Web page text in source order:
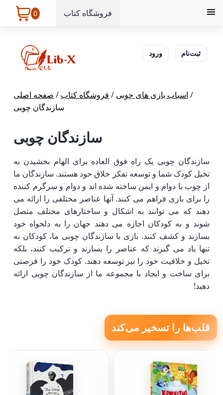
0 فروشگاه کتاب
ورود ثبت‌نام
صفحه اصلی / فروشگاه کتاب / اسباب بازی های چوبی /
سازندگان چوبی
سازندگان چوبی
سازندگان چوبی یک راه فوق العاده برای الهام بخشیدن به
تخیل کودک شما و توسعه تفکر خلاق خود هستند. سازندگان ما
از چوب با دوام و ایمن ساخته شده اند و دوام و سرگرم کننده
را برای بازی فراهم می کنند. آنها عناصر مختلفی را ارائه می
دهند که می توانند به اشکال و ساختارهای مختلف متصل
شوند و به کودکان اجازه می دهند جهان را به دلخواه خود
بسازند و کشف کنند. بازی با سازندگان چوبی ما، کودکان نه
تنها یاد می گیرند که عناصر را بسازند و ترکیب کنند، بلکه
تخیل و خلاقیت خود را نیز توسعه دهند. کودک خود را فرصتی
برای ساخت و ایجاد با مجموعه ما از سازندگان چوبی ارائه
دهید!
قلب‌ها را تسخیر می‌کند